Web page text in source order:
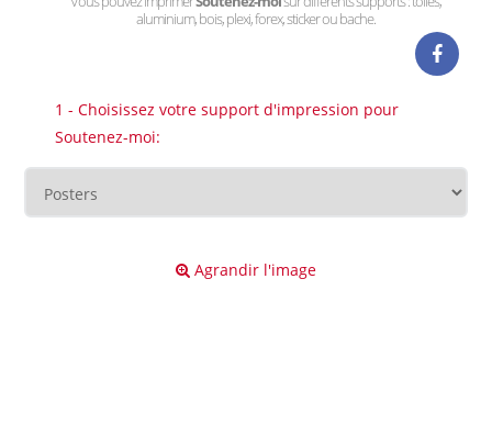
aluminium, bois, plexi, forex, sticker ou bache.
1 - Choisissez votre support d'impression pour
Soutenez-moi:
Agrandir l'image